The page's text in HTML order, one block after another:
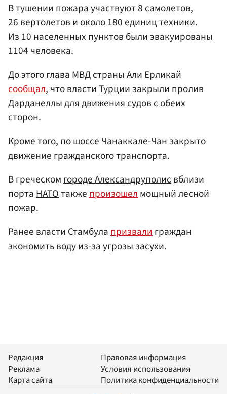
В тушении пожара участвуют 8 самолетов,
26 вертолетов и около 180 единиц техники.
Из 10 населенных пунктов были эвакуированы
1104 человека.
До этого глава МВД страны Али Ерликай
сообщал, что властиТурциизакрыли пролив
Дарданеллы для движения судов с обеих
сторон.
Кроме того, по шоссе Чанаккале-Чан закрыто
движение гражданского транспорта.
В греческомгороде Александруполисвблизи
портаНАТОтакжепроизошелмощный лесной
пожар.
Ранее власти Стамбулапризвалиграждан
экономить воду из-за угрозы засухи.
Редакция
Реклама
Карта сайта
Правовая информация
Условия использования
Политика конфиденциальности